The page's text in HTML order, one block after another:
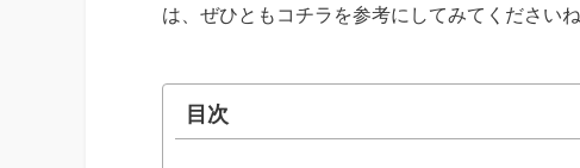
は、ぜひともコチラを参考にしてみてくださいね
目次